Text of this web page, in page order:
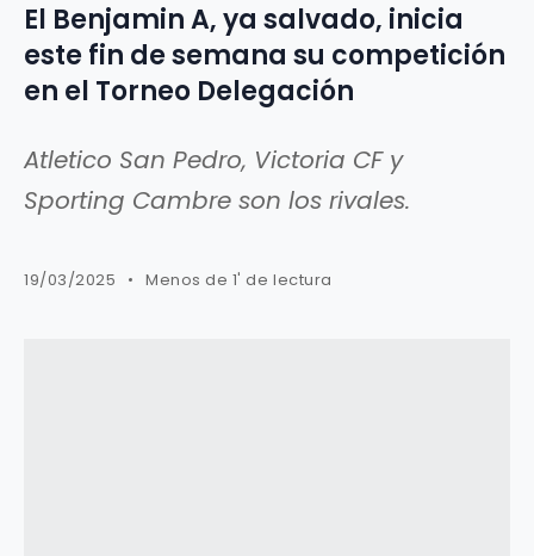
El Benjamin A, ya salvado, inicia
este fin de semana su competición
en el Torneo Delegación
Atletico San Pedro, Victoria CF y
Sporting Cambre son los rivales.
19/03/2025 Menos de 1' de lectura